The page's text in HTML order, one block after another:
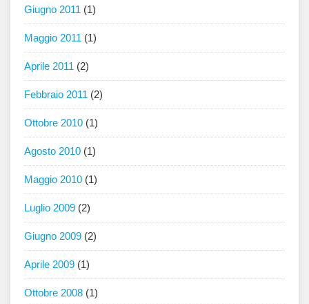
Giugno 2011 (1)
Maggio 2011 (1)
Aprile 2011 (2)
Febbraio 2011 (2)
Ottobre 2010 (1)
Agosto 2010 (1)
Maggio 2010 (1)
Luglio 2009 (2)
Giugno 2009 (2)
Aprile 2009 (1)
Ottobre 2008 (1)